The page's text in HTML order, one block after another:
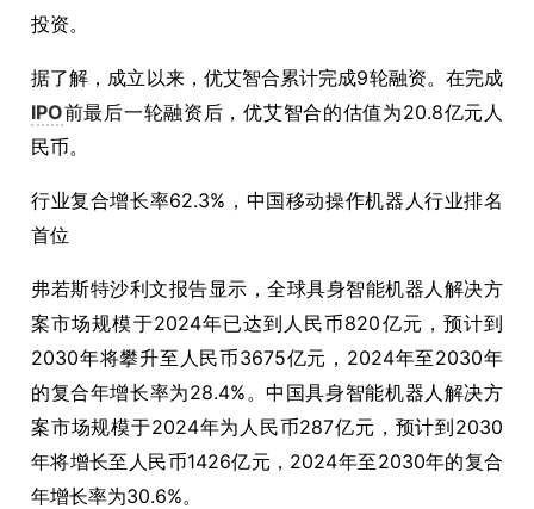
投资。
据了解，成立以来，优艾智合累计完成9轮融资。在完成
IPO前最后一轮融资后，优艾智合的估值为20.8亿元人
民币。
行业复合增长率62.3%，中国移动操作机器人行业排名
首位
弗若斯特沙利文报告显示，全球具身智能机器人解决方
案市场规模于2024年已达到人民币820亿元，预计到
2030年将攀升至人民币3675亿元，2024年至2030年
的复合年增长率为28.4%。中国具身智能机器人解决方
案市场规模于2024年为人民币287亿元，预计到2030
年将增长至人民币1426亿元，2024年至2030年的复合
年增长率为30.6%。